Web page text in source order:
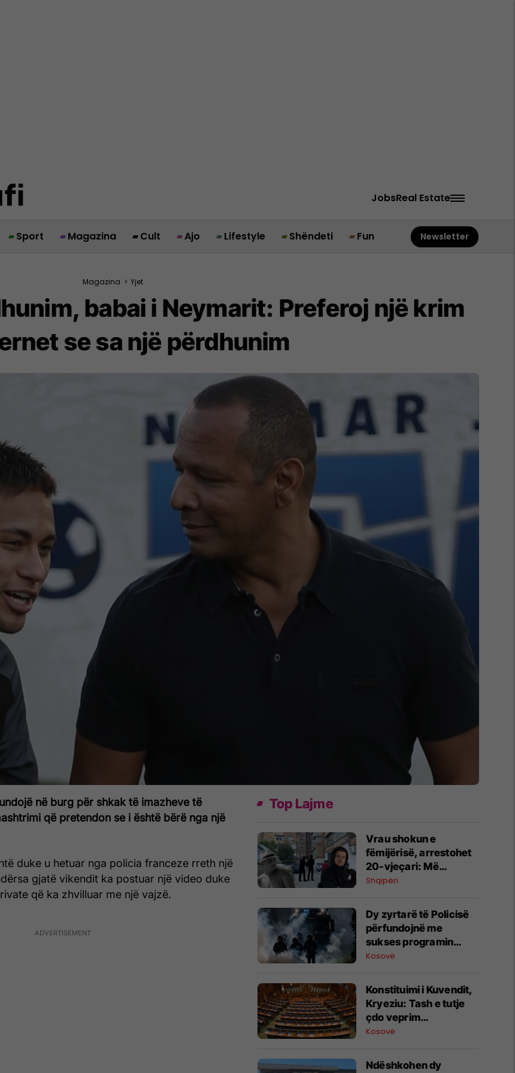
JobsReal Estate
Sport Magazina Cult Ajo Lifestyle Shëndeti Fun Newsletter
Magazina > Yjet
babai i Neymarit: Preferoj një krim
se sa një përdhunim
në burg për shkak të imazheve të
që pretendon se i është bërë nga një
duke u hetuar nga policia franceze rreth një
gjatë vikendit ka postuar një video duke
që ka zhvilluar me një vajzë.
Top Lajme
Vrau shokun e
fëmijërisë, arrestohet
20-vjeçari: Më
ngacmoi të dashurën
Shqipëri
Dy zyrtarë të Policisë
përfundojnë me
sukses programin
ndërkombëtar të
Universitetin Policor të
Brandenburgut
Kosovë
​Konstituimi i Kuvendit,
Kryeziu: Tash e tutje
çdo veprim
jokushtetues, Baraliu:
politike!
Kosovë
Ndëshkohen dy